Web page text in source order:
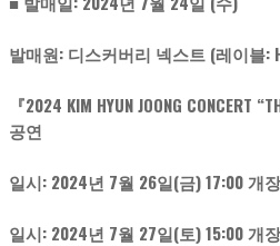
발매원: 디스커버리 넥스트 (레이블:
『2024 KIM HYUN JOONG CONCERT
공연
일시: 2024년 7월 26일(금) 17:00
일시: 2024년 7월 27일(토) 15:00 개